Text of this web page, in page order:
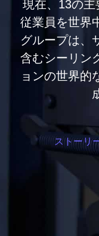
現在、13の
従業員を世界
グループは、
含むシーリン
ョンの世界的
ストーリ